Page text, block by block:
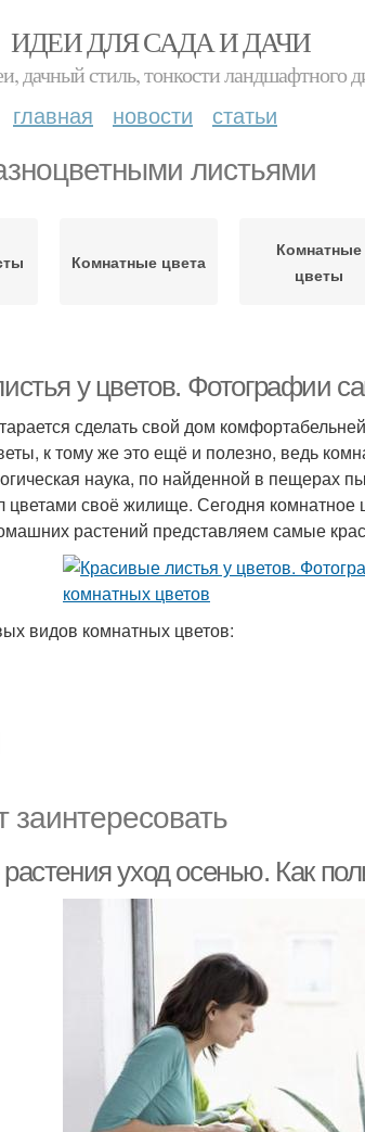
ИДЕИ ДЛЯ САДА И ДАЧИ
дачный стиль, тонкости ландшафтного
главная новости статьи
листьями
Комнатные цвета
Комнатные
цветы
у цветов. Фотографии
сделать свой дом
к тому же это ещё и полезно, ведь
наука, по найденной в пещерах
цветами своё жилище. Сегодня комнатное
растений представляем самые
видов комнатных цветов:
уход осенью. Как